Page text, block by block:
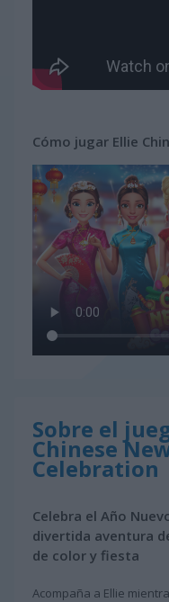
Cómo jugar Ellie
Sobre el
Chinese
Celebration
Celebra el Año
divertida aventura
de color y fiesta
Acompaña a Ellie